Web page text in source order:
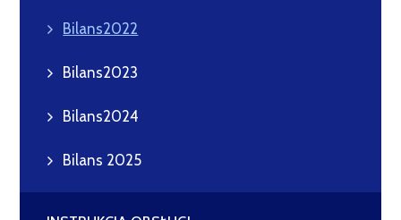
Bilans2022
Bilans2023
Bilans2024
Bilans 2025